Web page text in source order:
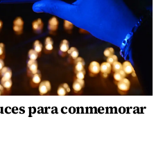
para conmemorar